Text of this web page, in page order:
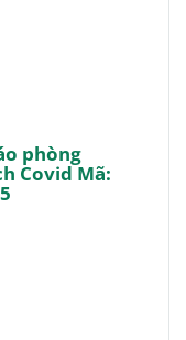
phòng
Covid Mã: